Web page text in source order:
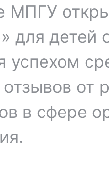
МПГУ
для детей
успехом
от
в сфере